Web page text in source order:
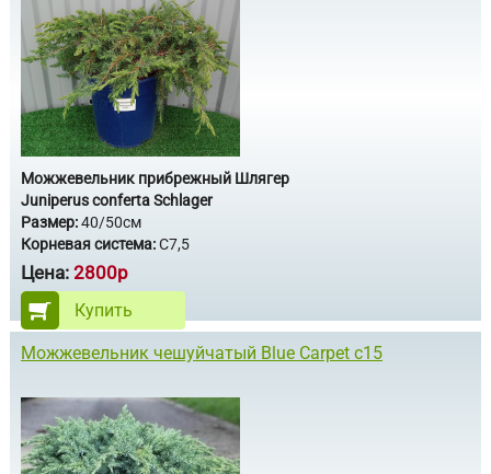
Можжевельник прибрежный Шлягер
Juniperus conferta Schlager
Размер:40/50см
Корневая система:С7,5
Цена: 2800р
Купить
Можжевельник чешуйчатый Blue Carpet с15